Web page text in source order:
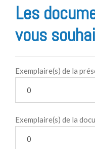
Les
vous
Exemplaire(s) de la
Exemplaire(s) de la